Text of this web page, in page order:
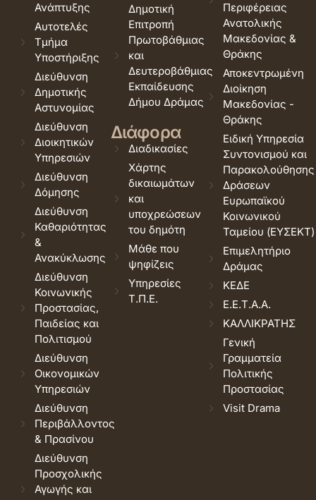
Ανάπτυξης
Αυτοτελές
Τμήμα
Υποστήριξης
Διεύθυνση
Δημοτικής
Αστυνομίας
Διεύθυνση
Διοικητικών
Υπηρεσιών
Διεύθυνση
Δόμησης
Διεύθυνση
Καθαριότητας
&
Ανακύκλωσης
Διεύθυνση
Κοινωνικής
Προστασίας,
Παιδείας και
Πολιτισμού
Διεύθυνση
Οικονομικών
Υπηρεσιών
Διεύθυνση
Περιβάλλοντος
& Πρασίνου
Διεύθυνση
Προσχολικής
Αγωγής και
Δημοτική
Επιτροπή
Πρωτοβάθμιας
και
Δευτεροβάθμιας
Εκπαίδευσης
Δήμου Δράμας
Διάφορα
Διαδικασίες
Χάρτης
δικαιωμάτων
και
υποχρεώσεων
του δημότη
Μάθε που
ψηφίζεις
Υπηρεσίες
Τ.Π.Ε.
Περιφέρειας
Ανατολικής
Μακεδονίας &
Θράκης
Αποκεντρωμένη
Διοίκηση
Μακεδονίας -
Θράκης
Ειδική Υπηρεσία
Συντονισμού και
Παρακολούθησης
Δράσεων
Ευρωπαϊκού
Κοινωνικού
Ταμείου (ΕΥΣΕΚΤ)
Επιμελητήριο
Δράμας
ΚΕΔΕ
Ε.Ε.Τ.Α.Α.
ΚΑΛΛΙΚΡΑΤΗΣ
Γενική
Γραμματεία
Πολιτικής
Προστασίας
Visit Drama